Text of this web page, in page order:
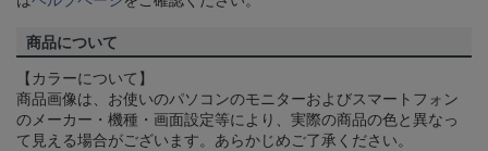
商品について
【カラーについて】
商品画像は、お使いのパソコンのモニターおよびスマートフォン
のメーカー・機種・画面設定等により、実際の商品の色と異なっ
て見える場合がございます。あらかじめご了承ください。